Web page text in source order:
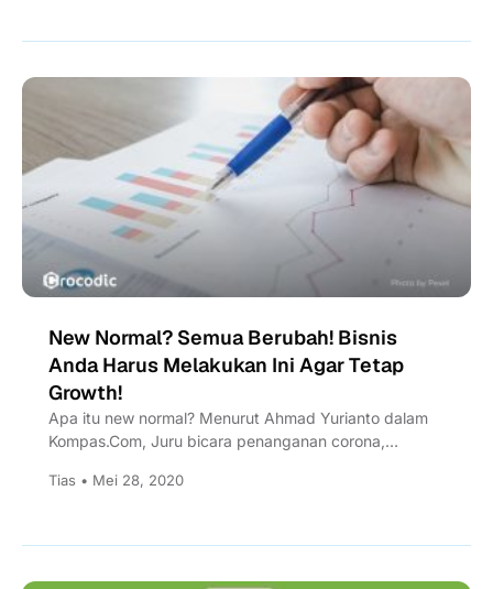
New Normal? Semua Berubah! Bisnis
Anda Harus Melakukan Ini Agar Tetap
Growth!
Apa itu new normal? Menurut Ahmad Yurianto dalam
Kompas.Com, Juru bicara penanganan corona,
Tias • Mei 28, 2020